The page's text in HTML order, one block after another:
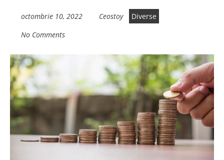
octombrie 10, 2022 Ceostoy
Diverse
No Comments